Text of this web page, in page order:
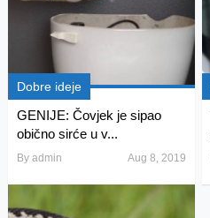
Dobre ideje
GENIJE: Čovjek je sipao
obično sirće u v...
By admin Aug 8, 2019